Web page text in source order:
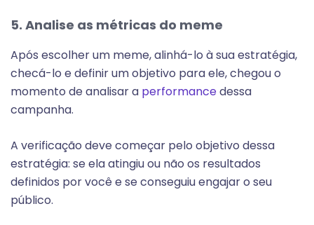
5. Analise as métricas do meme
Após escolher um meme, alinhá-lo à sua estratégia,
checá-lo e definir um objetivo para ele, chegou o
momento de analisar a performancedessa
campanha.
A verificação deve começar pelo objetivo dessa
estratégia: se ela atingiu ou não os resultados
definidos por você e se conseguiu engajar o seu
público.